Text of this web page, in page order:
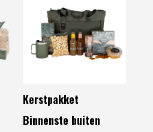
Kerstpakket
Binnenste buiten